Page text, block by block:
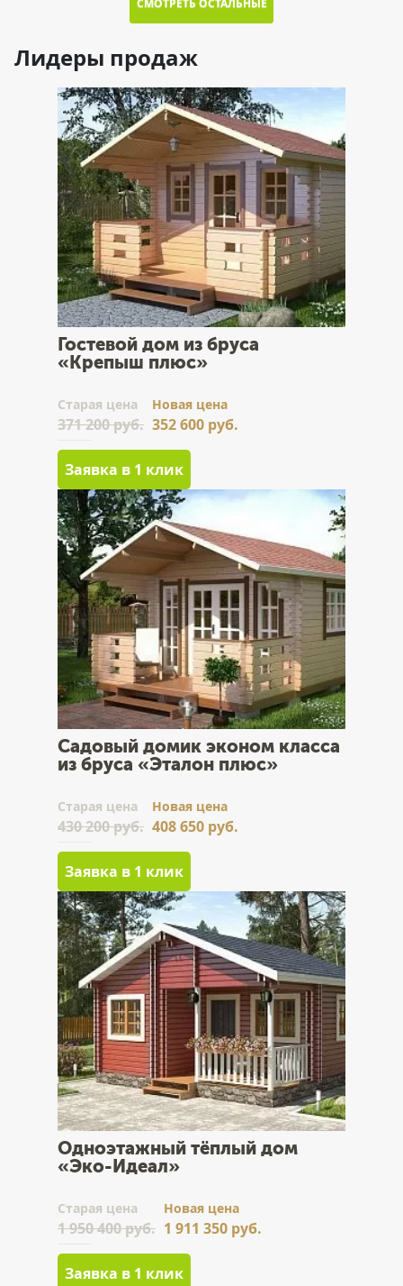
СМОТРЕТЬ ОСТАЛЬНЫЕ
Лидеры продаж
Гостевой дом из бруса
«Крепыш плюс»
Cтарая цена
371 200 руб.
Новая цена
352 600 руб.
Заявка в 1 клик
Садовый домик эконом класса
из бруса «Эталон плюс»
Cтарая цена
430 200 руб.
Новая цена
408 650 руб.
Заявка в 1 клик
Одноэтажный тёплый дом
«Эко-Идеал»
Cтарая цена
1 950 400 руб.
Новая цена
1 911 350 руб.
Заявка в 1 клик